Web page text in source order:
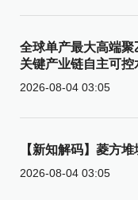
全球单产最大高端
关键产业链自主可控
2026-08-04 03:05
【新知解码】菱方
2026-08-04 03:05